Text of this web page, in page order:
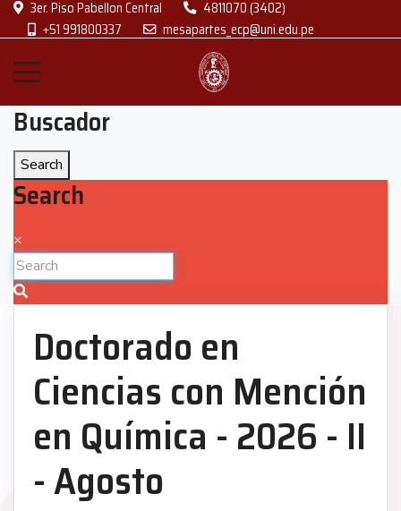
3er. Piso Pabellon Central
4811070 (3402)
+51 991800337
mesapartes_ecp@uni.edu.pe
Buscador
Search
Search
×
Doctorado en
Ciencias con Mención
en Química - 2026 - II
- Agosto